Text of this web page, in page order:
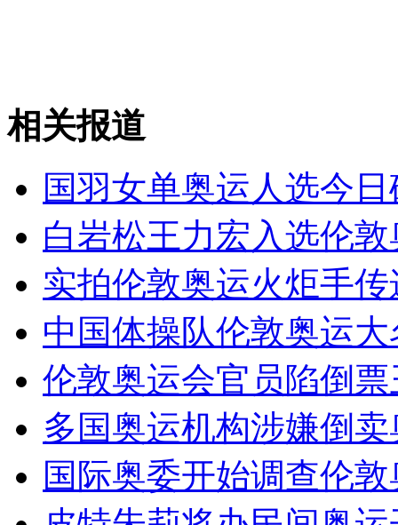
无痛分娩是否安全 医生回应
外交部：反对强权政治霸凌主义
外交部：有关国家言论片面不公正
安徽一实载49人客车翻车
相关报道
国羽女单奥运人选今
白岩松王力宏入选伦
实拍伦敦奥运火炬手
中国体操队伦敦奥运
伦敦奥运会官员陷倒
多国奥运机构涉嫌倒
国际奥委开始调查伦